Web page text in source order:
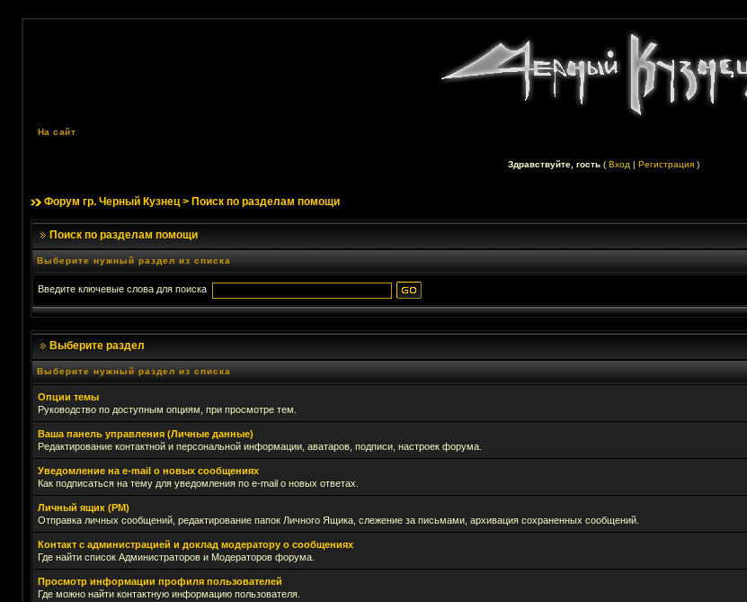
На сайт
Здравствуйте, гость (Вход |Регистрация )
Форум гр. Черный Кузнец> Поиск по разделам помощи
Поиск по разделам помощи
Выберите нужный раздел из списка
Введите ключевые слова для поиска
Выберите раздел
Выберите нужный раздел из списка
Опции темы
Руководство по доступным опциям, при просмотре тем.
Ваша панель управления (Личные данные)
Редактирование контактной и персональной информации, аватаров, подписи, настроек форума.
Уведомление на e-mail о новых сообщениях
Как подписаться на тему для уведомления по e-mail о новых ответах.
Личный ящик (PM)
Отправка личных сообщений, редактирование папок Личного Ящика, слежение за письмами, архивация сохраненных сообщений.
Контакт с администрацией и доклад модератору о сообщениях
Где найти список Администраторов и Модераторов форума.
Просмотр информации профиля пользователей
Где можно найти контактную информацию пользователя.